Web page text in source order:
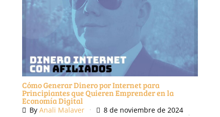
Cómo Generar Dinero por Internet para
Principiantes que Quieren Emprender en la
Economía Digital
By Anali Malaver
8 de noviembre de 2024